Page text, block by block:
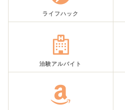
ライフハック
治験アルバイト